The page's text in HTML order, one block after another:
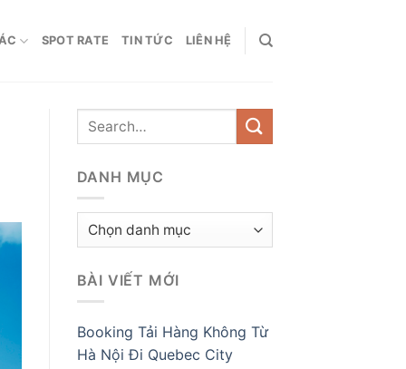
SPOT RATE TIN TỨC LIÊN HỆ
DANH MỤC
Danh
BÀI VIẾT MỚI
Booking Tải Hàng Không Từ
Hà Nội Đi Quebec City